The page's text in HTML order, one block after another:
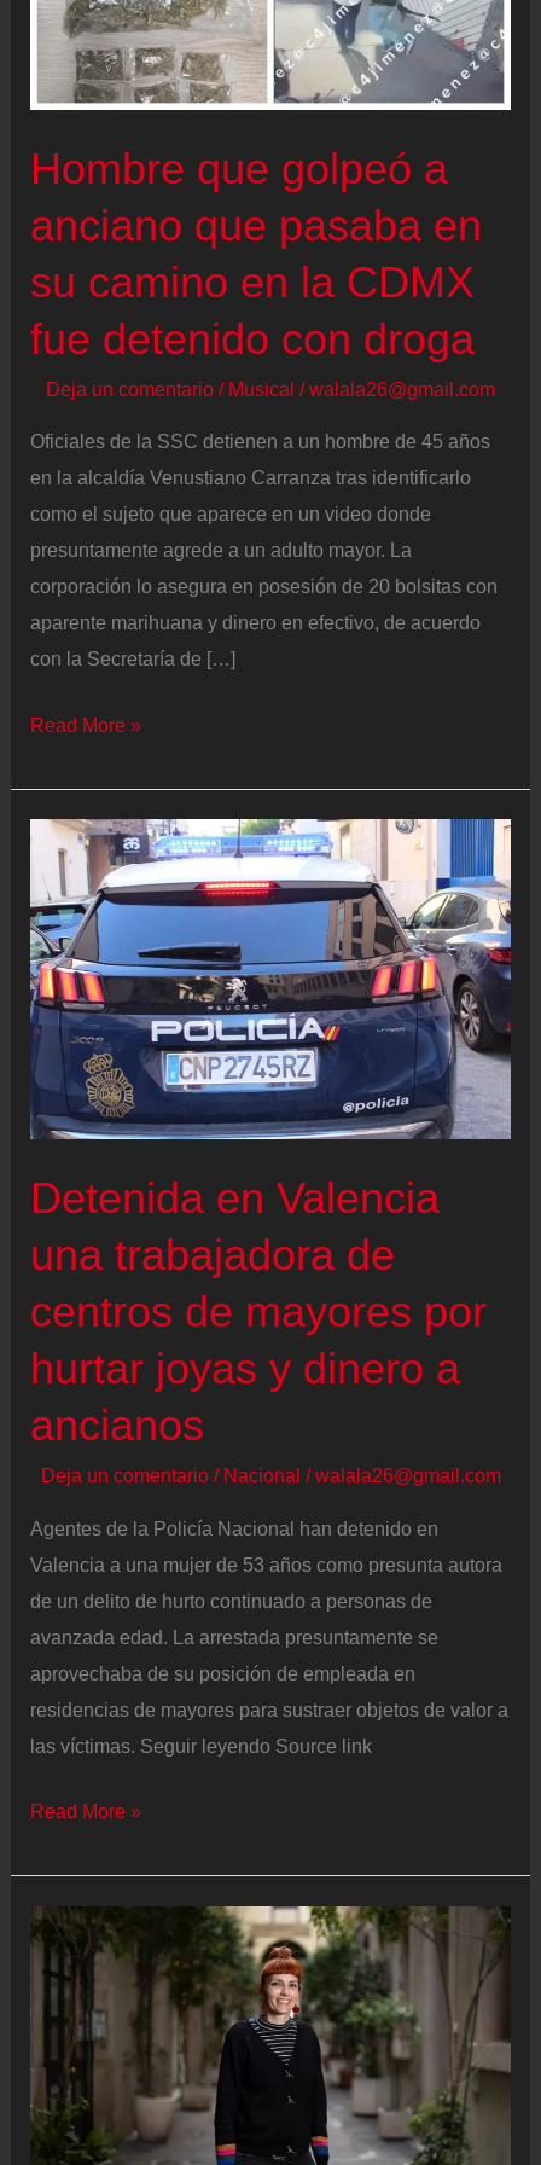
Hombre que golpeó a
anciano que pasaba en
su camino en la CDMX
fue detenido con droga
Deja un comentario / Musical /walala26@gmail.com
Oficiales de la SSC detienen a un hombre de 45 años
en la alcaldía Venustiano Carranza tras identificarlo
como el sujeto que aparece en un video donde
presuntamente agrede a un adulto mayor. La
corporación lo asegura en posesión de 20 bolsitas con
aparente marihuana y dinero en efectivo, de acuerdo
con la Secretaría de […]
Hombre
golpeó
a
anciano
que
pasaba
en
su
camino
en
la
fue
con
droga
Read More »
Detenida en Valencia
una trabajadora de
centros de mayores por
hurtar joyas y dinero a
ancianos
Deja un comentario / Nacional /walala26@gmail.com
Agentes de la Policía Nacional han detenido en
Valencia a una mujer de 53 años como presunta autora
de un delito de hurto continuado a personas de
avanzada edad. La arrestada presuntamente se
aprovechaba de su posición de empleada en
residencias de mayores para sustraer objetos de valor a
las víctimas. Seguir leyendo Source link
Detenida
Valencia
una
trabajadora
centros
de
mayores
por
Read More »